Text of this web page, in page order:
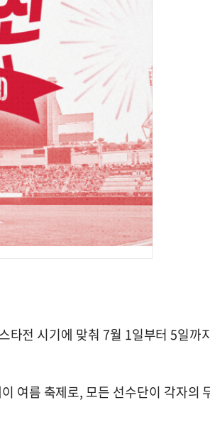
타전 시기에 맞춰 7월 1일부터 5일까
여름 축제로, 모든 선수단이 각자의